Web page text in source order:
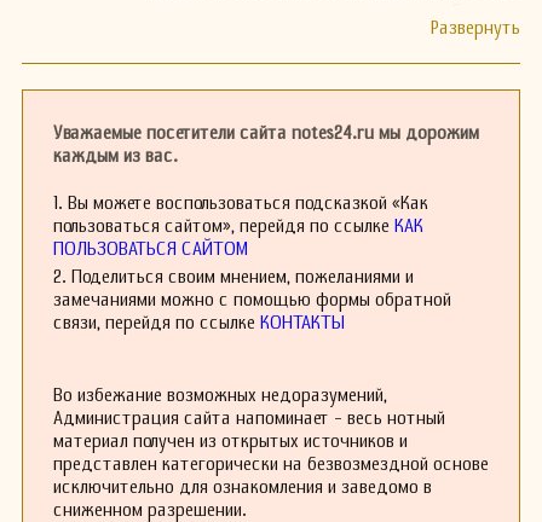
на скрипке была уникальной для Англии того
Уважаемые посетители сайта notes24.ru мы дорожим
каждым из вас.
1. Вы можете воспользоваться подсказкой «Как
пользоваться сайтом», перейдя по ссылке КАК
ПОЛЬЗОВАТЬСЯ САЙТОМ
2. Поделиться своим мнением, пожеланиями и
замечаниями можно с помощью формы обратной
связи, перейдя по ссылке КОНТАКТЫ
Во избежание возможных недоразумений,
Администрация сайта напоминает - весь нотный
материал получен из открытых источников и
представлен категорически на безвозмездной основе
исключительно для ознакомления и заведомо в
сниженном разрешении.